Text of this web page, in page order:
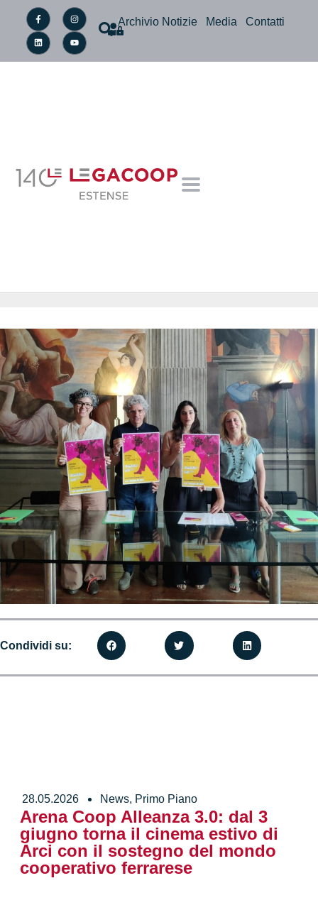
Archivio Notizie Media Contatti
28.05.2026 News, Primo Piano
Arena Coop Alleanza 3.0: dal 3
giugno torna il cinema estivo di
Arci con il sostegno del mondo
cooperativo ferrarese
Condividi su: